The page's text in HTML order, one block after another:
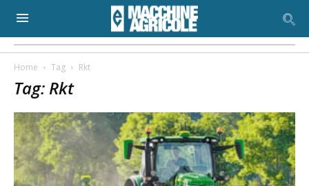
Home Tag Rkt
Tag: Rkt